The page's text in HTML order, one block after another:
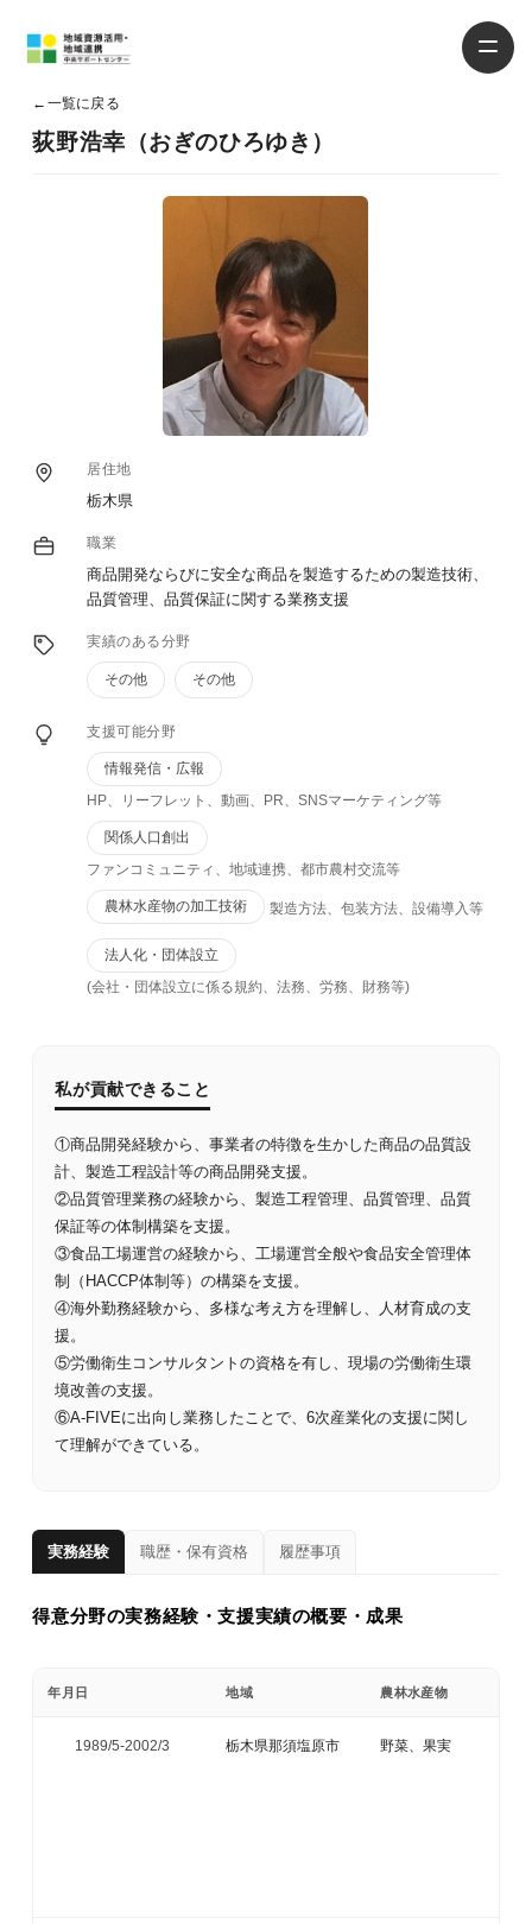
← 一覧に戻る
荻野浩幸（おぎのひろゆき）
居住地
栃木県
職業
商品開発ならびに安全な商品を製造するための製造技術、
品質管理、品質保証に関する業務支援
実績のある分野
その他 その他
支援可能分野
情報発信・広報
HP、リーフレット、動画、PR、SNSマーケティング等
関係人口創出
ファンコミュニティ、地域連携、都市農村交流等
農林水産物の加工技術 製造方法、包装方法、設備導入等
法人化・団体設⽴
(会社・団体設立に係る規約、法務、労務、財務等)
私が貢献できること
①商品開発経験から、事業者の特徴を生かした商品の品質設
計、製造工程設計等の商品開発支援。
②品質管理業務の経験から、製造工程管理、品質管理、品質
保証等の体制構築を支援。
③食品工場運営の経験から、工場運営全般や食品安全管理体
制（HACCP体制等）の構築を支援。
④海外勤務経験から、多様な考え方を理解し、人材育成の支
援。
⑤労働衛生コンサルタントの資格を有し、現場の労働衛生環
境改善の支援。
⑥A-FIVEに出向し業務したことで、6次産業化の支援に関し
て理解ができている。
実務経験 職歴・保有資格 履歴事項
得意分野の実務経験・支援実績の概要・成果
年月日 地域 農林水産物
1989/5-2002/3 栃木県那須塩原市 野菜、果実